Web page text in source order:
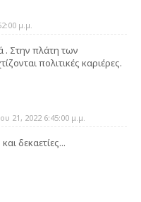
μ.μ.
. Στην πλάτη των
πολιτικές καριέρες.
21, 2022 6:45:00 μ.μ.
δεκαετίες...